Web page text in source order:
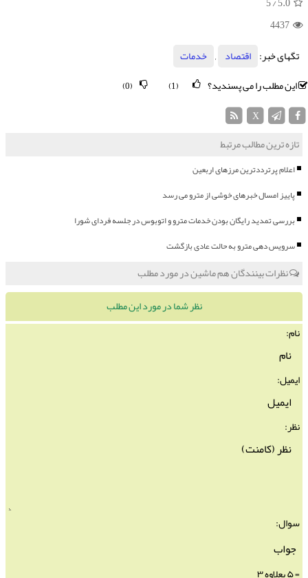
4437
تگهای خبر:
اقتصاد ,
خدمات
این مطلب را می پسندید؟
(0)
تازه ترین مطالب مرتبط
اعلام پرترددترین مرزهای اربعین
پاییز امسال خبرهای خوشی از مترو می رسد
بررسی تمدید رایگان بودن خدمات مترو و اتوبوس در جلسه فردای شورا
سرویس دهی مترو به حالت عادی بازگشت
نظرات بینندگان هم ماشین در مورد مطلب
نظر شما در مورد این مطلب
نام:
ایمیل:
نظر:
سوال: